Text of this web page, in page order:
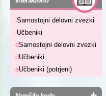
iSamostojni delovni zvezki
iUčbeniki
dSamostojni delovni zvezki
dUčbeniki
eUčbeniki (potrjeni)